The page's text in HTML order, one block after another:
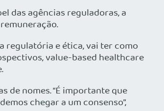
das agências reguladoras, a
regulatória e ética, vai ter como
value-based healthcare
de nomes. “É importante que
chegar a um consenso”,